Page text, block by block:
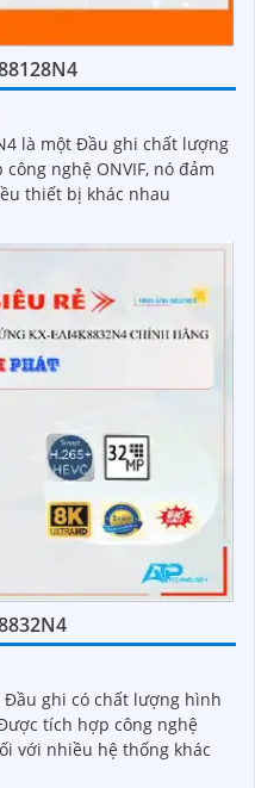
là một Đầu ghi chất lượng
thiết bị khác nhau
Đầu ghi có chất lượng hình
với nhiều hệ thống khác